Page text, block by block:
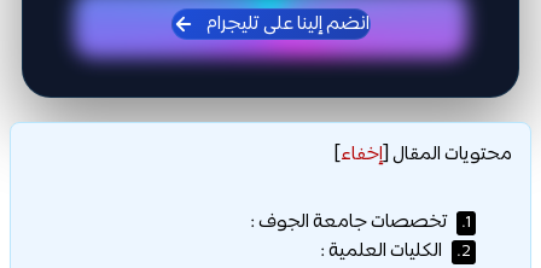
انضم إلينا على تليجرام
محتويات المقال[إخفاء]
1. تخصصات جامعة الجوف :
2. الكليات العلمية :